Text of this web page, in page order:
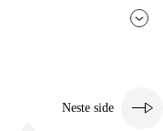
Neste side